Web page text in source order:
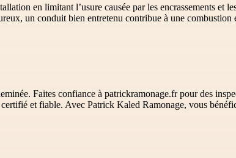
en limitant l’usure causée par les encrassements et
un conduit bien entretenu contribue à une combustion
Faites confiance à patrickramonage.fr pour des
et fiable. Avec Patrick Kaled Ramonage, vous